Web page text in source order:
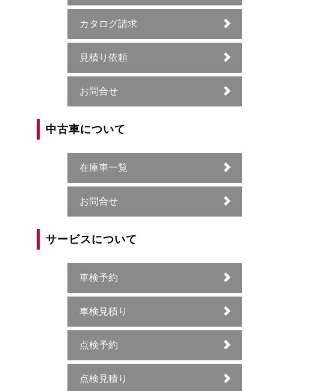
カタログ請求
見積り依頼
お問合せ
中古車について
在庫車一覧
お問合せ
サービスについて
車検予約
車検見積り
点検予約
点検見積り